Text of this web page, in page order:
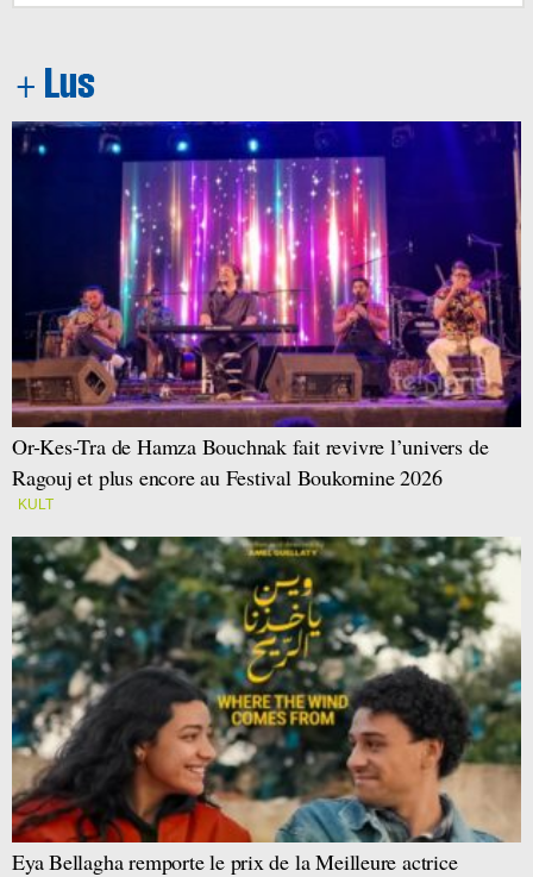
Or-Kes-Tra de Hamza Bouchnak fait revivre l’univers de
Ragouj et plus encore au Festival Boukornine 2026
KULT
Eya Bellagha remporte le prix de la Meilleure actrice